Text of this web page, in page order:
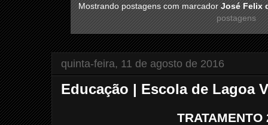
Mostrando postagens com marcadorJosé Felix
postagens
quinta-feira, 11 de agosto de 2016
Educação | Escola de Lagoa
TRATAMENTO